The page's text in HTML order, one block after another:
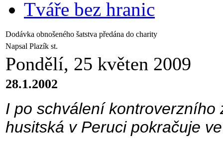
Tváře bez hranic
Dodávka obnošeného šatstva předána do charity
Napsal Plazík st.
Pondělí, 25 květen 2009
28.1.2002
I po schválení
husitská v Peruci pokračuje